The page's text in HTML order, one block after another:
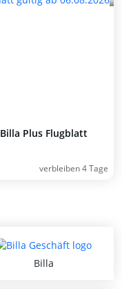
Billa Plus Flugblatt
verbleiben 4 Tage
Billa